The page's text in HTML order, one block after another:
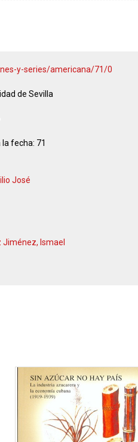
y-series/americana/71/0
de Sevilla
la fecha: 71
José
Ismael